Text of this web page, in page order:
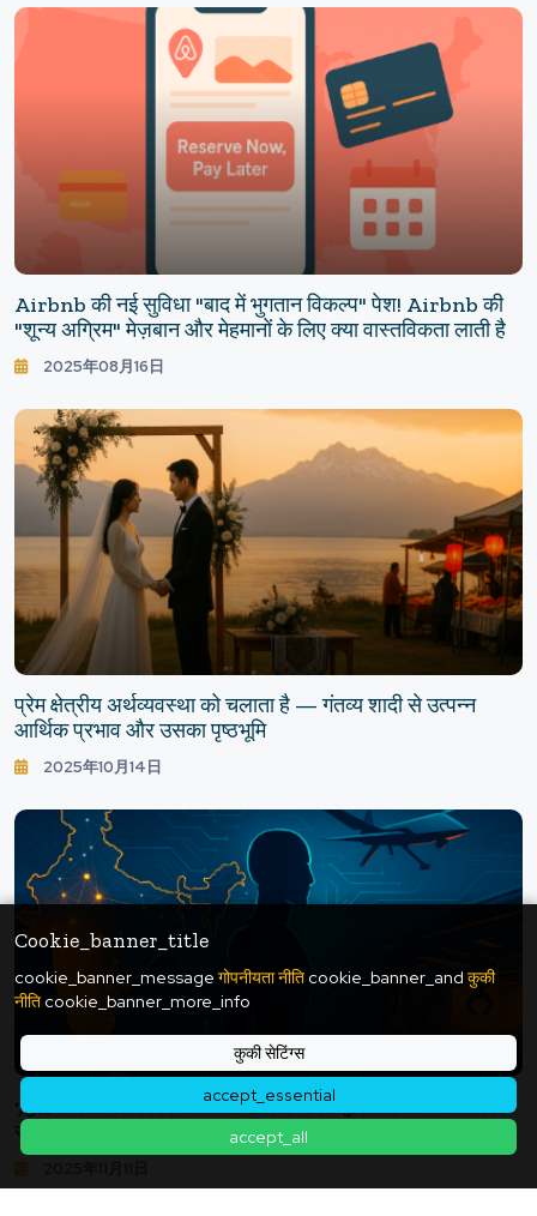
Cookie_banner_title
cookie_banner_message गोपनीयता नीति cookie_banner_and कुकी
नीति cookie_banner_more_info
कुकी सेटिंग्स
accept_essential
accept_all
Airbnb की नई सुविधा "बाद में भुगतान विकल्प" पेश! Airbnb की
"शून्य अग्रिम" मेज़बान और मेहमानों के लिए क्या वास्तविकता लाती है
2025年08月16日
प्रेम क्षेत्रीय अर्थव्यवस्था को चलाता है — गंतव्य शादी से उत्पन्न
आर्थिक प्रभाव और उसका पृष्ठभूमि
2025年10月14日
73% कम लागत की विनाशकारी शक्ति: भारत द्वारा निर्मित "मानवाकार
रोबोट" युग - भारत "डीप टेक" 3 ट्रिलियन येन का झटका